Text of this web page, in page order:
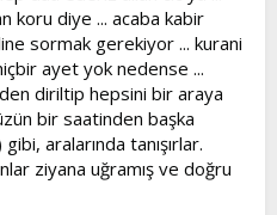
koru diye ... acaba kabir
sormak gerekiyor ... kurani
ayet yok nedense ...
diriltip hepsini bir araya
bir saatinden başka
aralarında tanışırlar.
ziyana uğramış ve doğru